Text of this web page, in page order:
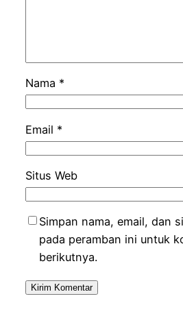
Nama *
Email *
Situs Web
Simpan nama, email, dan
pada peramban ini untuk
berikutnya.